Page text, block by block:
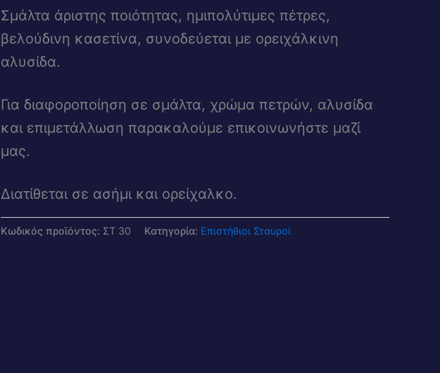
Σμάλτα άριστης ποιότητας, ημιπολύτιμες πέτρες,
βελούδινη κασετίνα, συνοδεύεται με ορειχάλκινη
αλυσίδα.
Για διαφοροποίηση σε σμάλτα, χρώμα πετρών, αλυσίδα
και επιμετάλλωση παρακαλούμε επικοινωνήστε μαζί
μας.
Διατίθεται σε ασήμι και ορείχαλκο.
Κωδικός προϊόντος: ΣΤ 30 Κατηγορία: Επιστήθιοι Σταυροί